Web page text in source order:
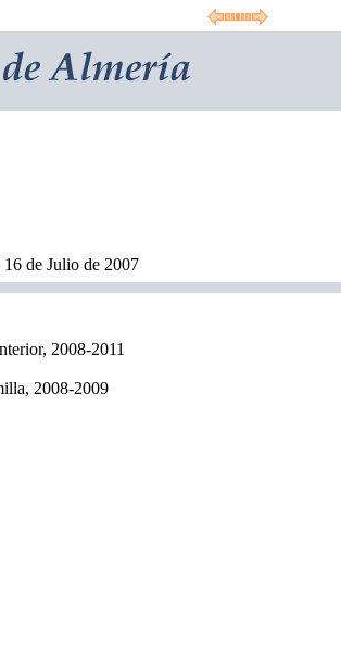
de Julio de 2007
2008-2011
2008-2009